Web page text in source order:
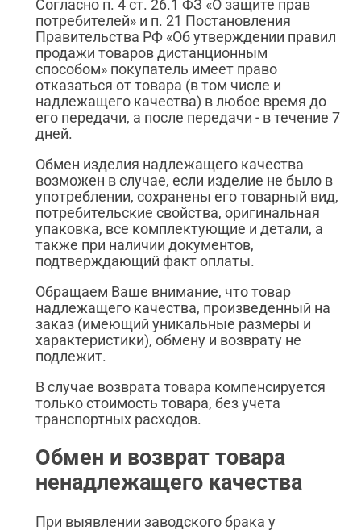
Согласно п. 4 ст. 26.1 ФЗ «О защите прав
потребителей» и п. 21 Постановления
Правительства РФ «Об утверждении правил
продажи товаров дистанционным
способом» покупатель имеет право
отказаться от товара (в том числе и
надлежащего качества) в любое время до
его передачи, а после передачи - в течение 7
дней.
Обмен изделия надлежащего качества
возможен в случае, если изделие не было в
употреблении, сохранены его товарный вид,
потребительские свойства, оригинальная
упаковка, все комплектующие и детали, а
также при наличии документов,
подтверждающий факт оплаты.
Обращаем Ваше внимание, что товар
надлежащего качества, произведенный на
заказ (имеющий уникальные размеры и
характеристики), обмену и возврату не
подлежит.
В случае возврата товара компенсируется
только стоимость товара, без учета
транспортных расходов.
Обмен и возврат товара
ненадлежащего качества
При выявлении заводского брака у